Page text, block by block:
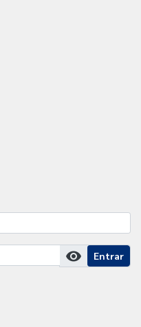
visibility Entrar